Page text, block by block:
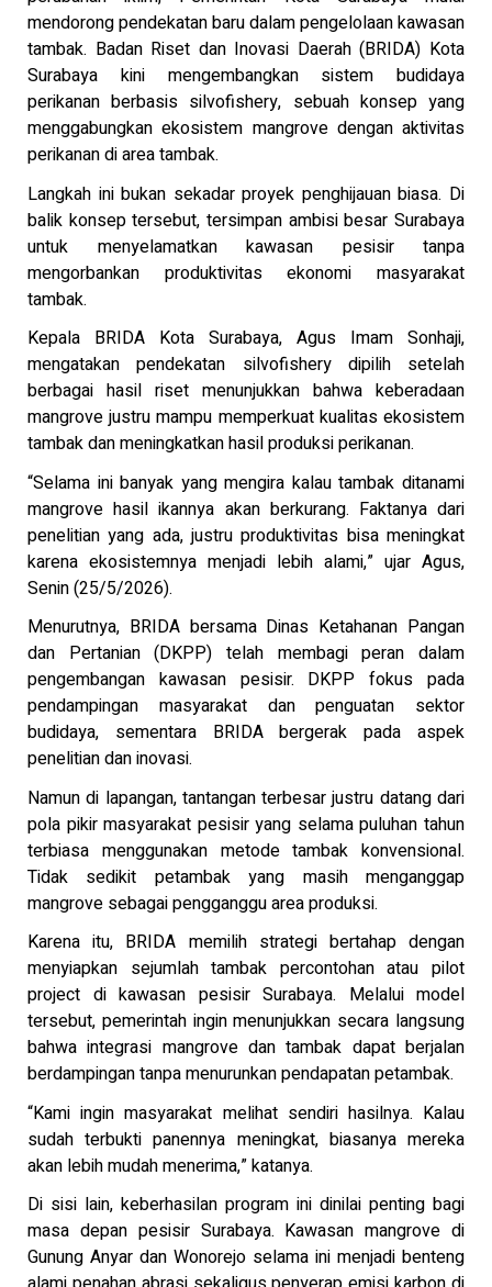
mendorong pendekatan baru dalam pengelolaan kawasan
tambak. Badan Riset dan Inovasi Daerah (BRIDA) Kota
Surabaya kini mengembangkan sistem budidaya
perikanan berbasis silvofishery, sebuah konsep yang
menggabungkan ekosistem mangrove dengan aktivitas
perikanan di area tambak.
Langkah ini bukan sekadar proyek penghijauan biasa. Di
balik konsep tersebut, tersimpan ambisi besar Surabaya
untuk menyelamatkan kawasan pesisir tanpa
mengorbankan produktivitas ekonomi masyarakat
tambak.
Kepala BRIDA Kota Surabaya, Agus Imam Sonhaji,
mengatakan pendekatan silvofishery dipilih setelah
berbagai hasil riset menunjukkan bahwa keberadaan
mangrove justru mampu memperkuat kualitas ekosistem
tambak dan meningkatkan hasil produksi perikanan.
“Selama ini banyak yang mengira kalau tambak ditanami
mangrove hasil ikannya akan berkurang. Faktanya dari
penelitian yang ada, justru produktivitas bisa meningkat
karena ekosistemnya menjadi lebih alami,” ujar Agus,
Senin (25/5/2026).
Menurutnya, BRIDA bersama Dinas Ketahanan Pangan
dan Pertanian (DKPP) telah membagi peran dalam
pengembangan kawasan pesisir. DKPP fokus pada
pendampingan masyarakat dan penguatan sektor
budidaya, sementara BRIDA bergerak pada aspek
penelitian dan inovasi.
Namun di lapangan, tantangan terbesar justru datang dari
pola pikir masyarakat pesisir yang selama puluhan tahun
terbiasa menggunakan metode tambak konvensional.
Tidak sedikit petambak yang masih menganggap
mangrove sebagai pengganggu area produksi.
Karena itu, BRIDA memilih strategi bertahap dengan
menyiapkan sejumlah tambak percontohan atau pilot
project di kawasan pesisir Surabaya. Melalui model
tersebut, pemerintah ingin menunjukkan secara langsung
bahwa integrasi mangrove dan tambak dapat berjalan
berdampingan tanpa menurunkan pendapatan petambak.
“Kami ingin masyarakat melihat sendiri hasilnya. Kalau
sudah terbukti panennya meningkat, biasanya mereka
akan lebih mudah menerima,” katanya.
Di sisi lain, keberhasilan program ini dinilai penting bagi
masa depan pesisir Surabaya. Kawasan mangrove di
Gunung Anyar dan Wonorejo selama ini menjadi benteng